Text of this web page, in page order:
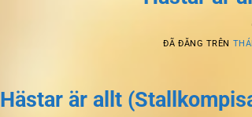
ĐÃ ĐĂNG TRÊN
Hästar är allt